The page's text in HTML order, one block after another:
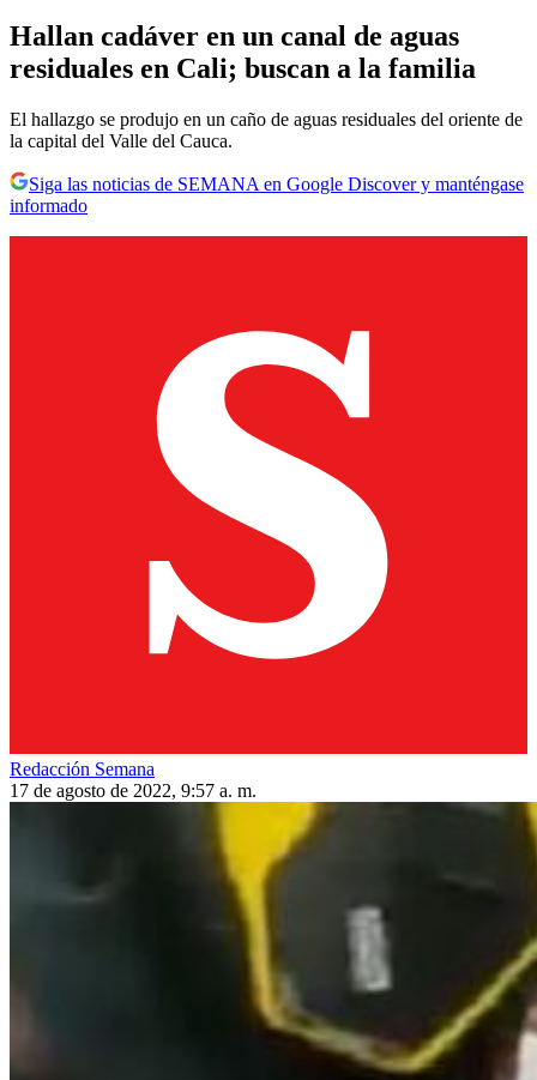
Hallan cadáver en un canal de aguas
residuales en Cali; buscan a la familia
El hallazgo se produjo en un caño de aguas residuales del oriente de
la capital del Valle del Cauca.
Siga las noticias de SEMANA en Google Discover y manténgase
informado
Redacción Semana
17 de agosto de 2022, 9:57 a. m.